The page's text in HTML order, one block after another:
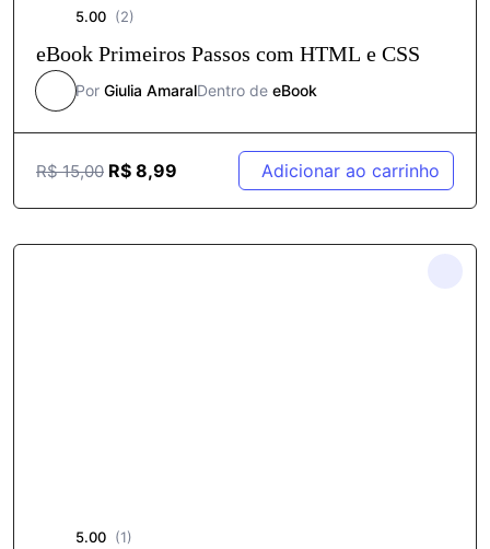
5.00 (2)
eBook Primeiros Passos com HTML e CSS
Por Giulia AmaralDentro de eBook
R$15,00 R$ 8,99 Adicionar ao carrinho
5.00 (1)